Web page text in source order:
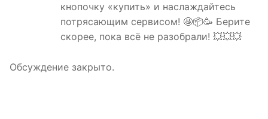
кнопочку «купить» и наслаждайтесь
потрясающим сервисом! 🤩📦🥳 Берите
скорее, пока всё не разобрали! 💥💥💥
Обсуждение закрыто.